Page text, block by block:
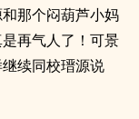
那个闷葫芦小妈
再气人了！可景
续同校瑨源说